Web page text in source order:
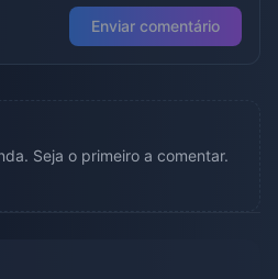
Enviar comentário
Seja o primeiro a comentar.